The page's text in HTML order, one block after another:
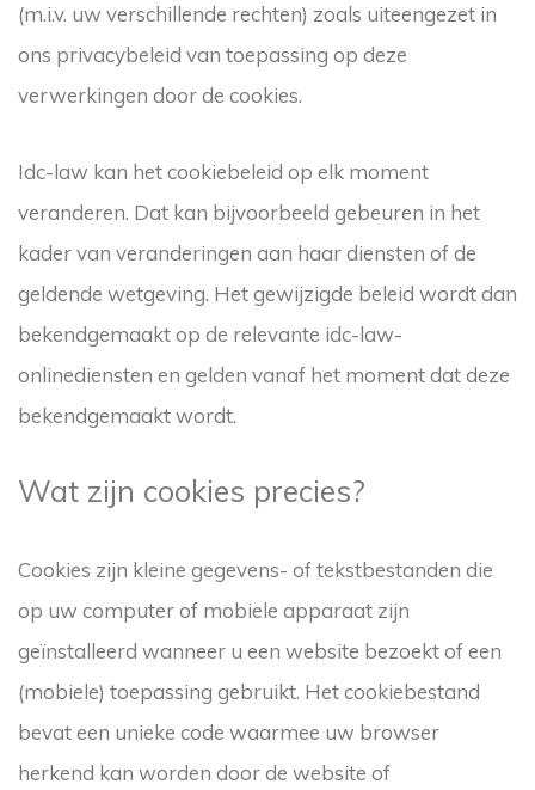
(m.i.v. uw verschillende rechten) zoals uiteengezet in
ons privacybeleid van toepassing op deze
verwerkingen door de cookies.
Idc-law kan het cookiebeleid op elk moment
veranderen. Dat kan bijvoorbeeld gebeuren in het
kader van veranderingen aan haar diensten of de
geldende wetgeving. Het gewijzigde beleid wordt dan
bekendgemaakt op de relevante idc-law-
onlinediensten en gelden vanaf het moment dat deze
bekendgemaakt wordt.
Wat zijn cookies precies?
Cookies zijn kleine gegevens- of tekstbestanden die
op uw computer of mobiele apparaat zijn
geïnstalleerd wanneer u een website bezoekt of een
(mobiele) toepassing gebruikt. Het cookiebestand
bevat een unieke code waarmee uw browser
herkend kan worden door de website of